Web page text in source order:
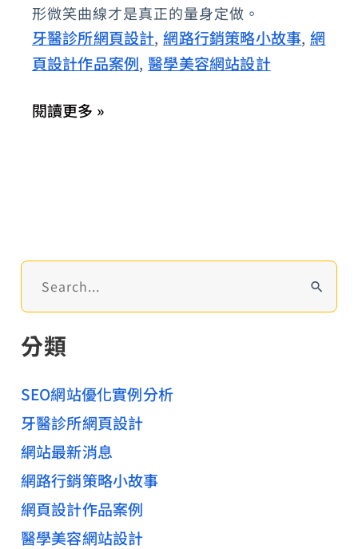
形微笑曲線才是真正的量身定做。
牙醫診所網頁設計, 網路行銷策略小故事, 網
頁設計作品案例,醫學美容網站設計
明
院
長：
口
極
齒
美
學
權
威
閱讀更多 »
尋
鍵
:
分類
SEO網站優化實例分析
牙醫診所網頁設計
網站最新消息
網路行銷策略小故事
網頁設計作品案例
醫學美容網站設計